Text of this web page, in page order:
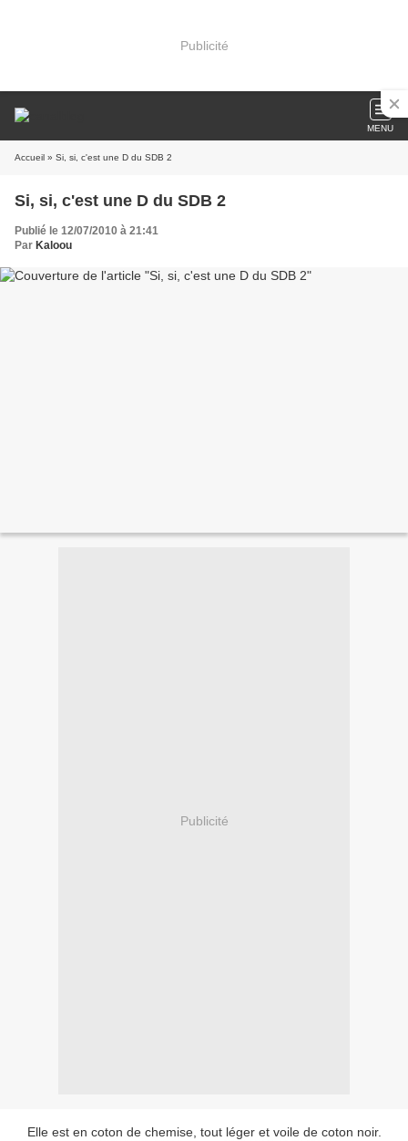
Publicité
MENU
Accueil » Si, si, c'est une D du SDB 2
Si, si, c'est une D du SDB 2
Publié le 12/07/2010 à 21:41
Par Kaloou
Publicité
Elle est en coton de chemise, tout léger et voile de coton noir.